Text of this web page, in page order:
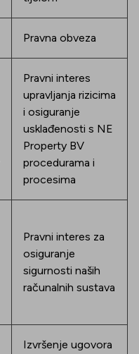
Pravna obveza
Pravni interes
upravljanja rizicima
i osiguranje
usklađenosti s NE
Property BV
procedurama i
procesima
Pravni interes za
osiguranje
sigurnosti naših
računalnih sustava
Izvršenje ugovora